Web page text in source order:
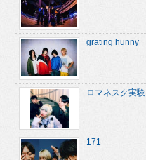
grating hunny
ロマネスク実験
171